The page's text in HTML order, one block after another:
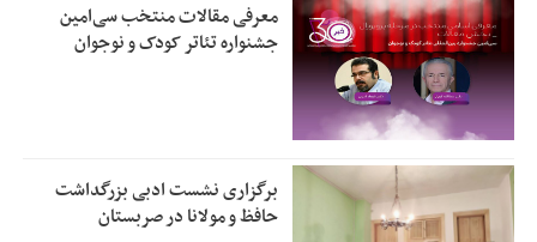
معرفی مقالات منتخب سی‌امین
جشنواره تئاتر کودک و نوجوان
برگزاری نشست ادبی بزرگداشت
حافظ و مولانا در صربستان